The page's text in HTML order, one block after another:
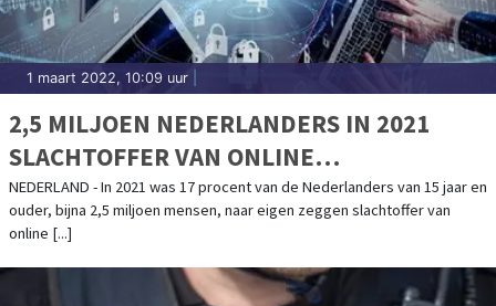
1 maart 2022, 10:09 uur
2,5 MILJOEN NEDERLANDERS IN 2021
SLACHTOFFER VAN ONLINE
CRIMINALITEIT
NEDERLAND - In 2021 was 17 procent van de Nederlanders van 15 jaar en
ouder, bijna 2,5 miljoen mensen, naar eigen zeggen slachtoffer van
online [...]